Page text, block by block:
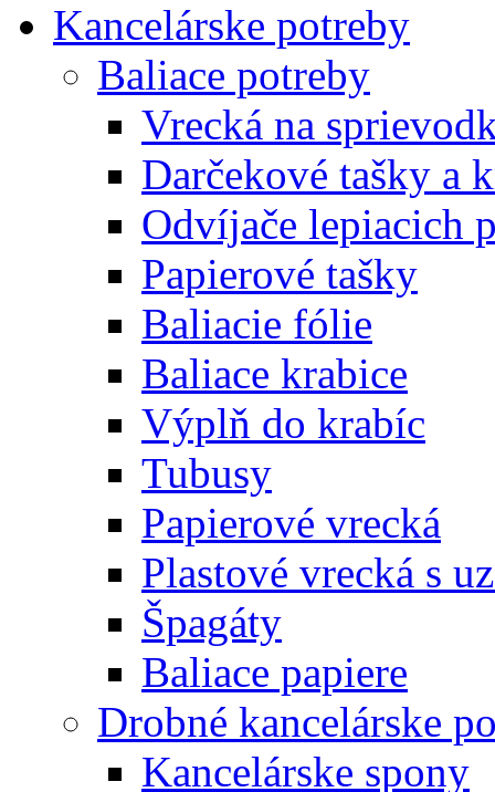
Kancelárske potreby
Baliace potreby
Vrecká na
Darčekové tašky a
Odvíjače lepiacich
Papierové tašky
Baliacie fólie
Baliace krabice
Výplň do krabíc
Tubusy
Papierové vrecká
Plastové vrecká s
Špagáty
Baliace papiere
Drobné kancelárske
Kancelárske spony